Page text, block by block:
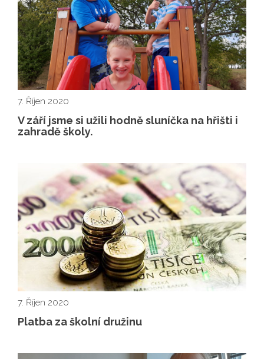
7. Říjen 2020
V září jsme si užili hodně sluníčka na hřišti i
zahradě školy.
7. Říjen 2020
Platba za školní družinu